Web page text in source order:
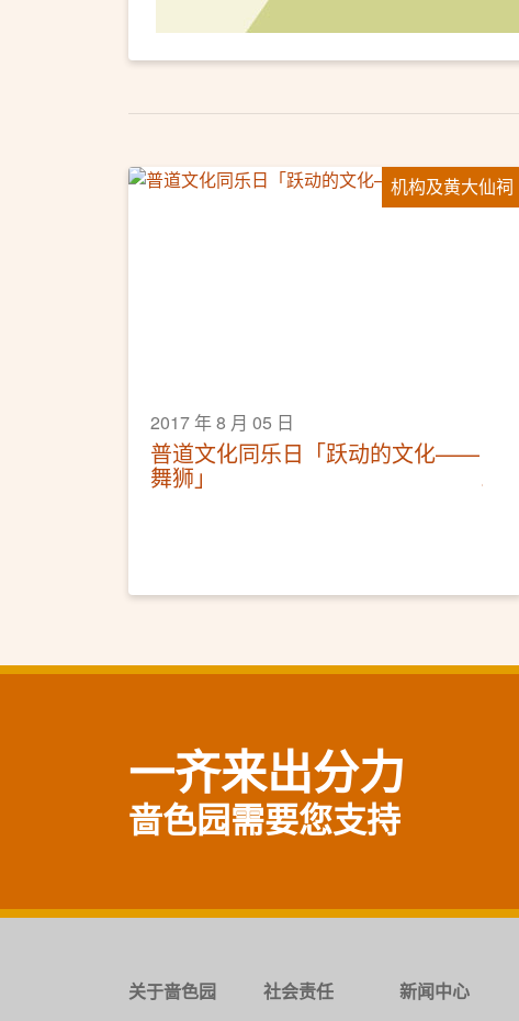
机构及黄大仙祠
2017 年 8 月 05 日
普道文化同乐日「跃动的文化——
舞狮」
一齐来出分力
啬色园需要您支持
关于啬色园 社会责任 新闻中心